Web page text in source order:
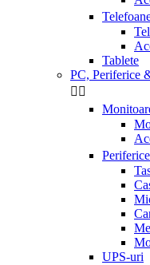
Tablete
PC, Periferice
 
UPS-uri